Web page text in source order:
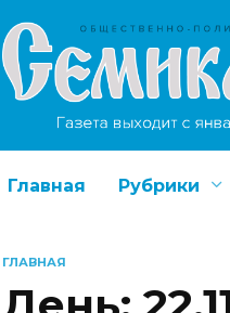
Главная Рубрики
ГЛАВНАЯ